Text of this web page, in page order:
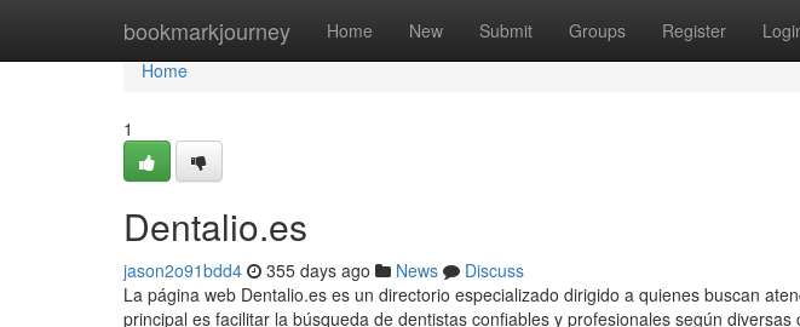
bookmarkjourney Home New Submit Groups Register
Home
Home
1
Dentalio.es
jason2o91bdd4 355 days ago News
Discuss
La página web Dentalio.es es un directorio especializado dirigido a quienes buscan
principal es facilitar la búsqueda de dentistas confiables y profesionales según